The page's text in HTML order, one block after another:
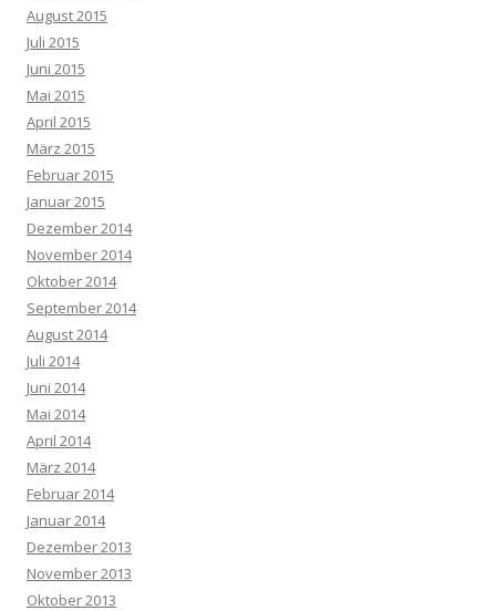
August 2015
Juli 2015
Juni 2015
Mai 2015
April 2015
März 2015
Februar 2015
Januar 2015
Dezember 2014
November 2014
Oktober 2014
September 2014
August 2014
Juli 2014
Juni 2014
Mai 2014
April 2014
März 2014
Februar 2014
Januar 2014
Dezember 2013
November 2013
Oktober 2013